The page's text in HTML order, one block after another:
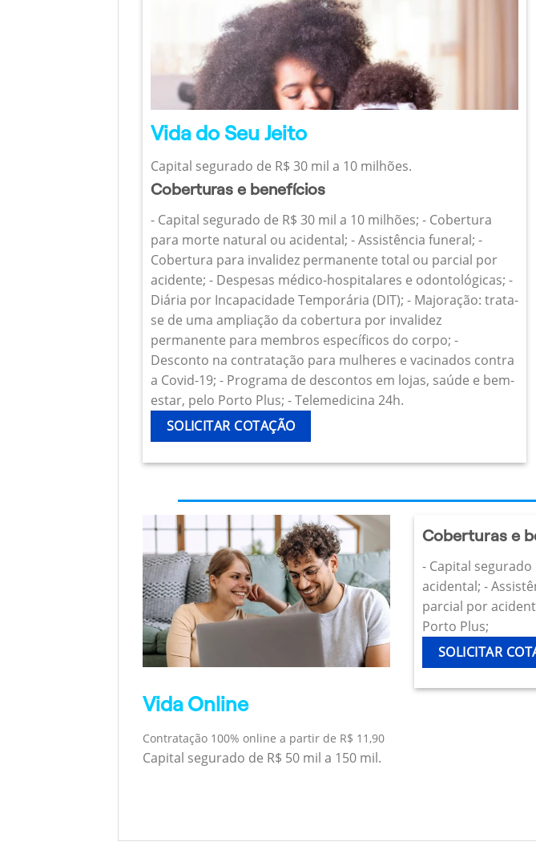
Vida do Seu Jeito
Capital segurado de R$ 30 mil a 10 milhões.
Coberturas e benefícios
- Capital segurado de R$ 30 mil a 10 milhões; - Cobertura
para morte natural ou acidental; - Assistência funeral; -
Cobertura para invalidez permanente total ou parcial por
acidente; - Despesas médico-hospitalares e odontológicas; -
Diária por Incapacidade Temporária (DIT); - Majoração: trata-
se de uma ampliação da cobertura por invalidez
permanente para membros específicos do corpo; -
Desconto na contratação para mulheres e vacinados contra
a Covid-19; - Programa de descontos em lojas, saúde e bem-
estar, pelo Porto Plus; - Telemedicina 24h.
SOLICITAR COTAÇÃO
Vida Online
Contratação 100% online a partir de R$ 11,90
Capital segurado de R$ 50 mil a 150 mil.
Coberturas e
- Capital
acidental; -
parcial por
Porto Plus;
SOLICITAR